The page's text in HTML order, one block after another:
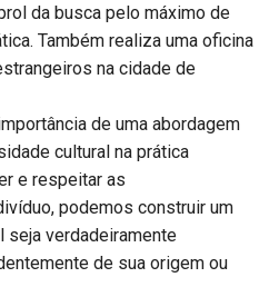
da busca pelo máximo de
Também realiza uma oficina
na cidade de
de uma abordagem
cultural na prática
e respeitar as
podemos construir um
seja verdadeiramente
de sua origem ou